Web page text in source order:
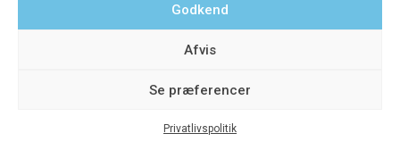
Godkend
Afvis
Se præferencer
Privatlivspolitik
© 2020 Silkeborg IF A/S - Designet af Aveo - web&marketing